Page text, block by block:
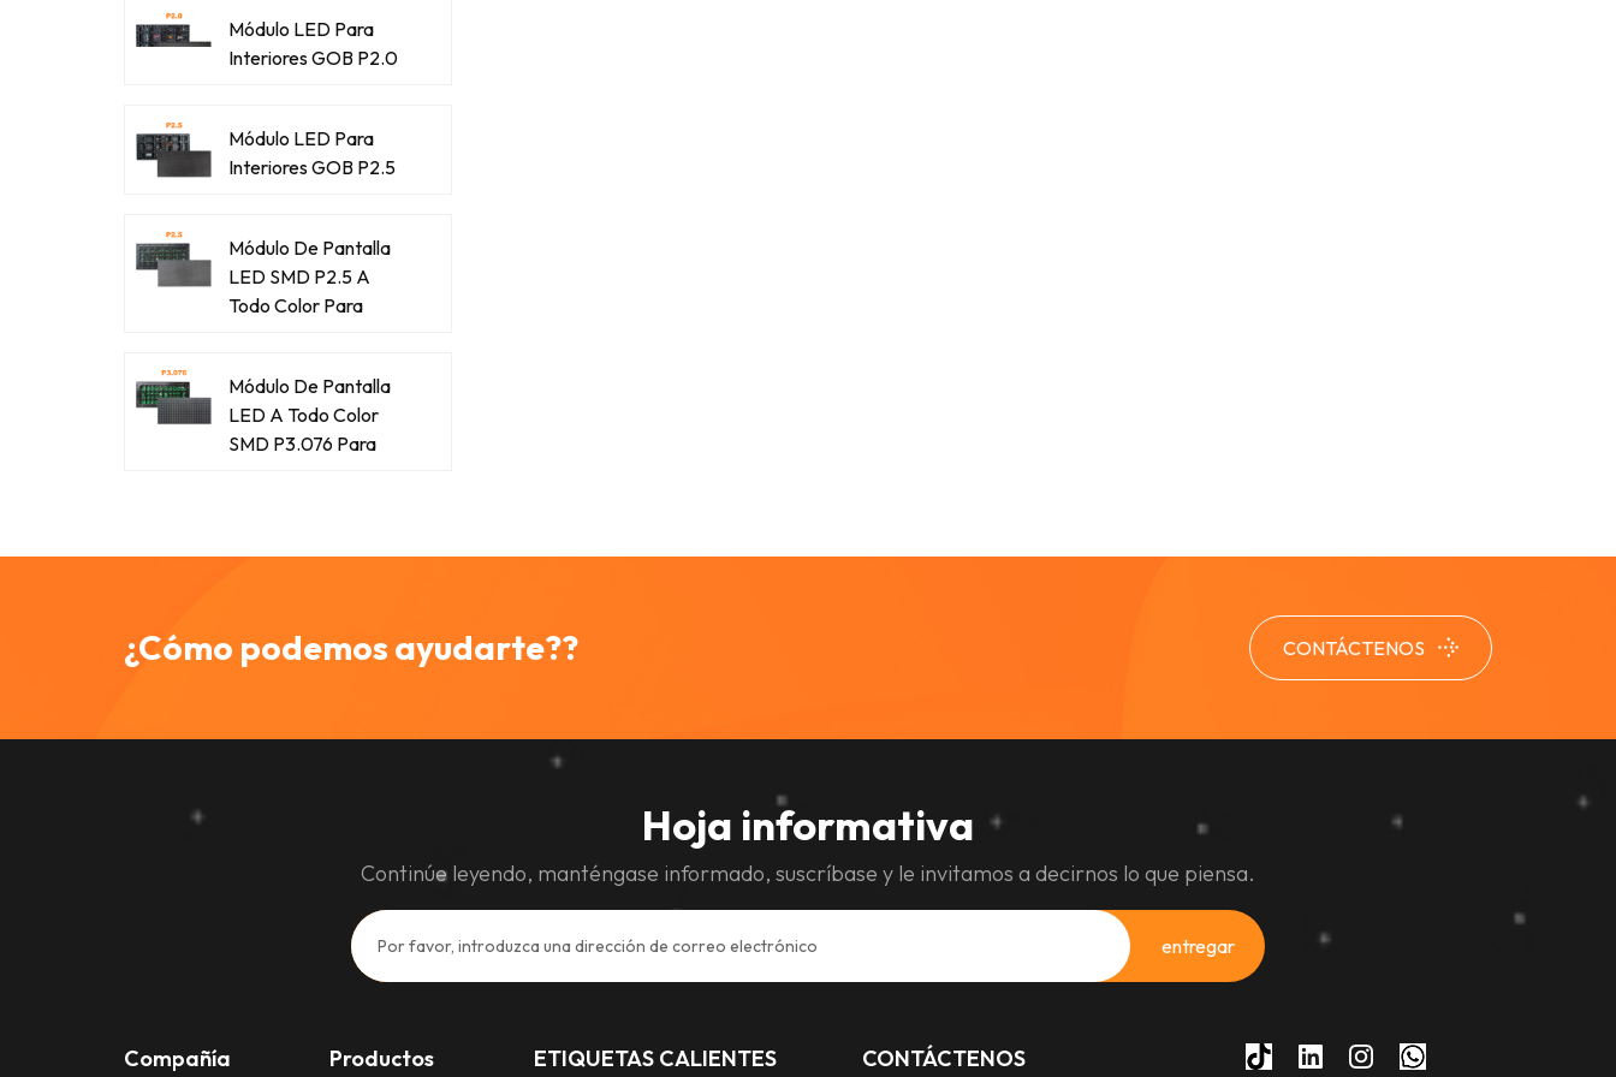
Módulo LED Para
Interiores GOB P2.0
Módulo LED Para
Interiores GOB P2.5
Módulo De Pantalla
LED SMD P2.5 A
Todo Color Para
Módulo De Pantalla
LED A Todo Color
SMD P3.076 Para
¿Cómo podemos ayudarte?? CONTÁCTENOS
Hoja informativa
Continúe leyendo, manténgase informado, suscríbase y le invitamos a decirnos lo que piensa.
Compañía Productos ETIQUETAS CALIENTES CONTÁCTENOS